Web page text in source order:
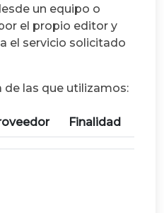
un equipo o
el propio editor y
el servicio solicitado
las que utilizamos:
Finalidad